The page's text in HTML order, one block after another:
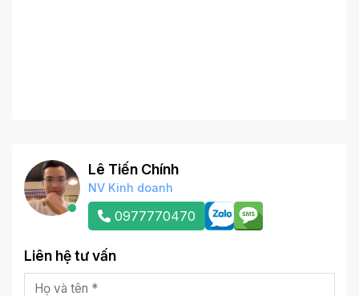
Lê Tiến Chính
NV Kinh doanh
0977770470
Liên hệ tư vấn